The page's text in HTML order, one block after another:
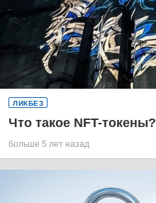
ЛИКБЕЗ
Что такое NFT-токены?
больше 5 лет назад